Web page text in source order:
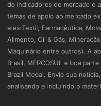
de indicadores de mercado e
temas de apoio ao mercado
eles:Textil, Farmacêutica,
Alimento, Oil & Gás,
Maquinário entre outros). A
Brasil, MERCOSUL e boa
Brazil Modal. Envie sua
analisando e incluindo o